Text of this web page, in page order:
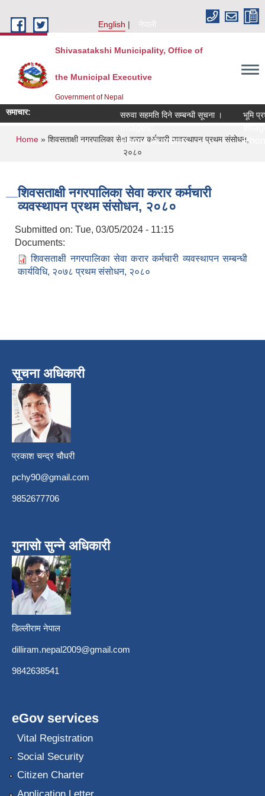
English
नेपाली
Shivasatakshi Municipality, Office of
the Municipal Executive
Government of Nepal
समाचार: सरुवा सहमति दिने सम्बन्धी सूचना ।
Phone Number:
भूमि
You are here
Home » शिवसताक्षी नगरपालिका सेवा करार कर्मचारी व्यवस्थापन प्रथम संसोधन,
२०८०
शिवसताक्षी नगरपालिका सेवा करार कर्मचारी
व्यवस्थापन प्रथम संसोधन, २०८०
Submitted on: Tue, 03/05/2024 - 11:15
Documents:
शिवसताक्षी नगरपालिका सेवा करार कर्मचारी व्यवस्थापन सम्बन्धी
कार्यविधि, २०७८ प्रथम संसोधन, २०८०
सूचना अधिकारी
प्रकाश चन्द्र चौधरी
pchy90@gmail.com
9852677706
गुनासो सुन्ने अधिकारी
डिल्लीराम नेपाल
dilliram.nepal2009@gmail.com
9842638541
eGov services
Vital Registration
Social Security
Citizen Charter